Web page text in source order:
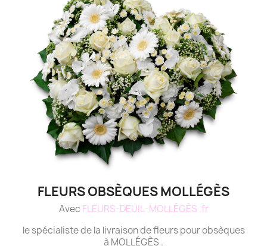
FLEURS OBSÈQUES MOLLÉGÈS
Avec FLEURS-DEUIL-MOLLÉGÈS .fr
le spécialiste de la livraison de fleurs pour obsèques
à MOLLÉGÈS .